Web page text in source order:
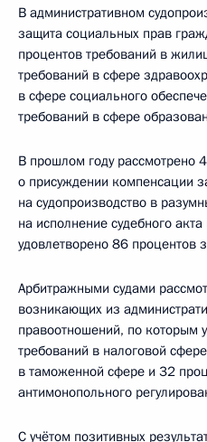
В административном
защита социальных прав
процентов требований в
требований в сфере
в сфере социального
требований в сфере
В прошлом году рассмотрено
о присуждении компенсации
на судопроизводство в
на исполнение судебного
удовлетворено 86 процентов
Арбитражными судами
возникающих из
правоотношений, по которым
требований в налоговой
в таможенной сфере и 32
антимонопольного
С учётом позитивных